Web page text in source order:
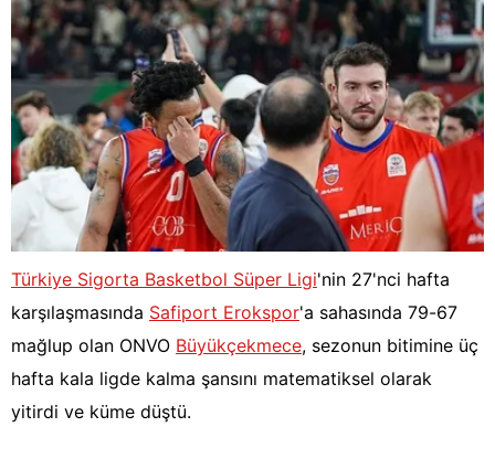
Türkiye Sigorta Basketbol Süper Ligi'nin 27'nci hafta
karşılaşmasında Safiport Erokspor'a sahasında 79-67
mağlup olan ONVO Büyükçekmece, sezonun bitimine üç
hafta kala ligde kalma şansını matematiksel olarak
yitirdi ve küme düştü.